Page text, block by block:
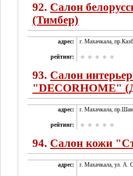
92. Салон
(Тимбер)
адрес: г. Махачкала,
рейтинг:
93. Салон
"DECORHOME"
адрес: г. Махачкала,
рейтинг:
94. Салон кожи
адрес: г. Махачкала, ул. А.